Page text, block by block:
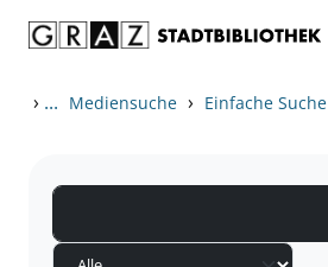
› ... Mediensuche › Einfache Suche